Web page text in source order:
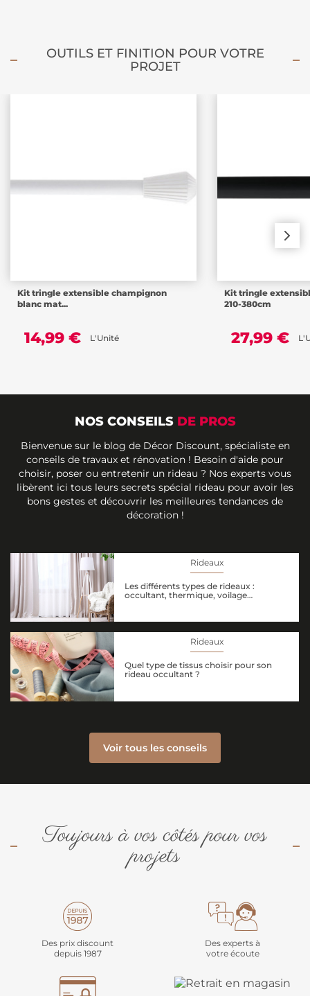
OUTILS ET FINITION POUR VOTRE
PROJET
Kit tringle extensible champignon
blanc mat...
14,99 € L'Unité
Kit tringle
210-380cm
27,99 €
NOS CONSEILS DE PROS
Bienvenue sur le blog de Décor Discount, spécialiste en
conseils de travaux et rénovation ! Besoin d'aide pour
choisir, poser ou entretenir un rideau ? Nos experts vous
libèrent ici tous leurs secrets spécial rideau pour avoir les
bons gestes et découvrir les meilleures tendances de
décoration !
Rideaux
Les différents types de rideaux :
occultant, thermique, voilage…
Rideaux
Quel type de tissus choisir pour son
rideau occultant ?
Voir tous les conseils
Toujours à vos côtés pour vos
projets
Des prix discount
depuis 1987
Des experts à
votre écoute